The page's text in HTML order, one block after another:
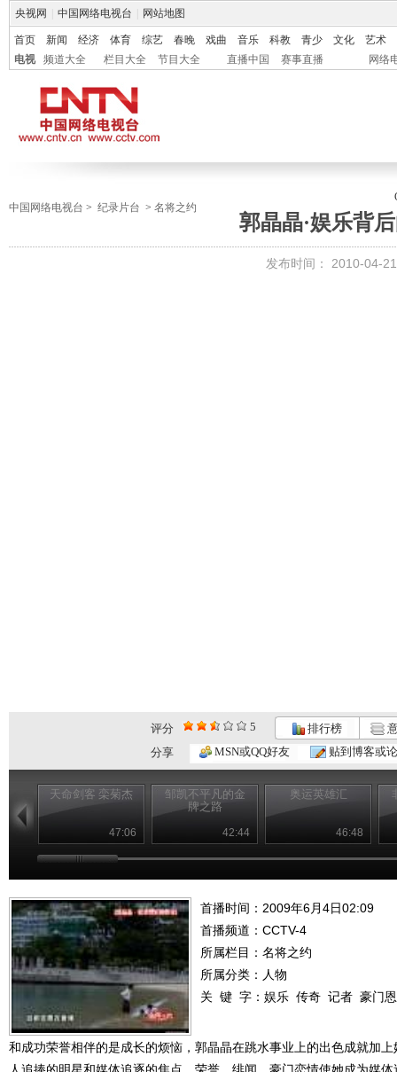
央视网 中国网络电视台 网站地图
首页 新闻 经济 体育 综艺 春晚 戏曲 音乐 科教 青少 文化
艺术
电视
频道大全 栏目大全 节目大全 直播中国 赛事直播 网络
中国网络电视台 > 纪录片台 > 名将之约
郭晶晶·娱乐背
发布时间： 2010-04-
评分 5 排行榜
分享
MSN或QQ好友 贴到博客或
天命剑客 栾菊杰
47:06
邹凯不平凡的金
牌之路
42:44
奥运英雄汇
46:48
首播时间：2009年6月4日02:09
首播频道： CCTV-4
所属栏目： 名将之约
所属分类：人物
关 键 字： 娱乐 传奇 记者 豪门
和成功荣誉相伴的是成长的烦恼，郭晶晶在跳水事业上的出色成就加